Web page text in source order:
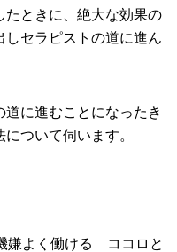
たときに、絶大な効果の
しセラピストの道に進ん
に進むことになったき
ついて伺います。
嫌よく働ける ココロと